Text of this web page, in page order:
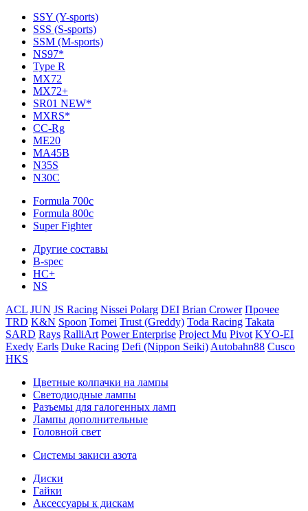
SSY (Y-sports)
SSS (S-sports)
SSM (M-sports)
NS97*
Type R
MX72
MX72+
SR01 NEW*
MXRS*
CC-Rg
ME20
MA45B
N35S
N30C
Formula 700c
Formula 800c
Super Fighter
Другие составы
B-spec
HC+
NS
ACL JUN JS Racing Nissei Polarg DEI Brian Crower Прочее
TRD K&N Spoon Tomei Trust (Greddy) Toda Racing Takata
SARD Rays RalliArt Power Enterprise Project Mu Pivot KYO-EI
Exedy Earls Duke Racing Defi (Nippon Seiki) Autobahn88 Cusco
HKS
Цветные колпачки на лампы
Светодиодные лампы
Разъемы для галогенных ламп
Лампы дополнительные
Головной свет
Системы закиси азота
Диски
Гайки
Аксессуары к дискам